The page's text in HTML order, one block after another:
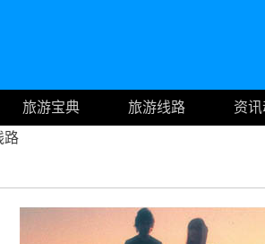
旅游宝典 旅游线路 资
路